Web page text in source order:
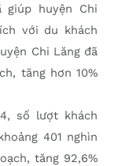
huyện Chi
với du khách
Chi Lăng đã
tăng hơn 10%
số lượt khách
401 nghìn
tăng 92,6%